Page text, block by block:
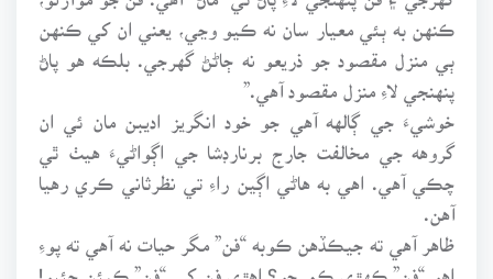
ڪنهن به ٻئي معيار سان نه ڪيو وڃي، يعني ان کي ڪنهن
ٻي منزل مقصود جو ذريعو نه ڄاڻڻ گهرجي. بلڪه هو پاڻ
پنهنجي لاءِ منزل مقصود آهي.”
خوشيءَ جي ڳالهه آهي جو خود انگريز اديبن مان ئي ان
گروهه جي مخالفت جارج برنارڊشا جي اڳواڻيءَ هيٺ ٿي
چڪي آهي. اهي به هاڻي اڳين راءِ تي نظرثاني ڪري رهيا
آهن.
ظاهر آهي ته جيڪڏهن ڪوبه “فن” مگر حيات نه آهي ته پوءِ
اهو “فن” ڪهڙي ڪم جو؟ اهڙي فن کي “فن” ڪيئن چئبو!